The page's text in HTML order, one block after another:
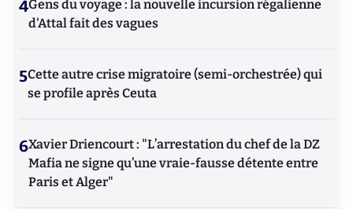
4Gens du voyage : la nouvelle incursion régalienne
d'Attal fait des vagues
5Cette autre crise migratoire (semi-orchestrée) qui
se profile après Ceuta
6Xavier Driencourt : "L’arrestation du chef de la DZ
Mafia ne signe qu’une vraie-fausse détente entre
Paris et Alger"